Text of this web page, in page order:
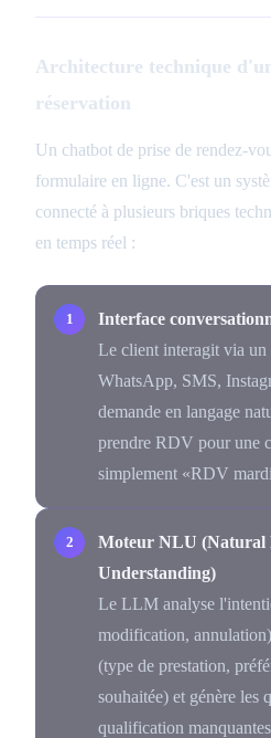
Architecture technique
réservation
Un chatbot de prise de rendez-
formulaire en ligne. C'est un
connecté à plusieurs briques
en temps réel :
Interface
Le client interagit via
WhatsApp, SMS,
demande en langage
prendre RDV pour une
simplement «RDV
Moteur NLU (Natural
Understanding)
Le LLM analyse
modification,
(type de prestation,
souhaitée) et génère les
qualification